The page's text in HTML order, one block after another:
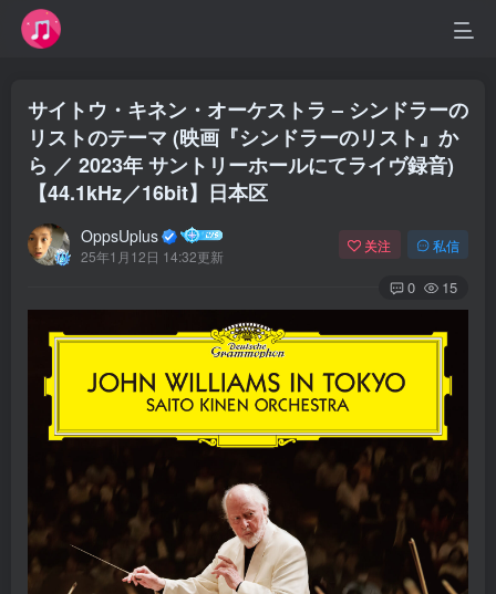
サイトウ・キネン・オーケストラ – シンドラーの
リストのテーマ (映画『シンドラーのリスト』か
ら ／ 2023年 サントリーホールにてライヴ録音)
【44.1kHz／16bit】日本区
OppsUplus
25年1月12日 14:32更新
关注 私信
0 15